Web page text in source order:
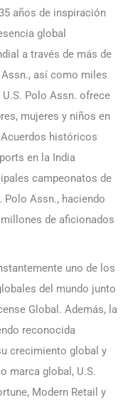
años de inspiración
global
a través de más de
así como miles
Polo Assn. ofrece
mujeres y niños en
históricos
en la India
campeonatos de
Polo Assn., haciendo
de aficionados
uno de los
del mundo junto
Global. Además, la
reconocida
crecimiento global y
marca global, U.S.
Modern Retail y